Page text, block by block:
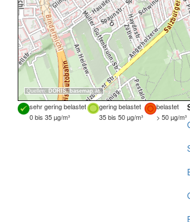
Quellen: DORIS, basemap.at
sehr gering belastet gering belastet
belastet
0 bis 35 µg/m³
35 bis 50 µg/m³ > 50 µg/m³